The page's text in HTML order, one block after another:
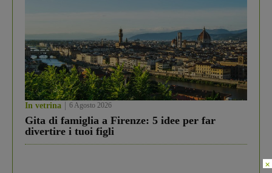
In vetrina 6 Agosto 2026
Gita di famiglia a Firenze: 5 idee per far
divertire i tuoi figli
×